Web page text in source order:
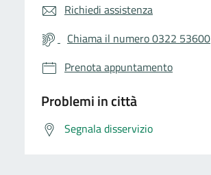
Richiedi assistenza
Chiama il numero 0322 53600
Prenota appuntamento
Problemi in città
Segnala disservizio